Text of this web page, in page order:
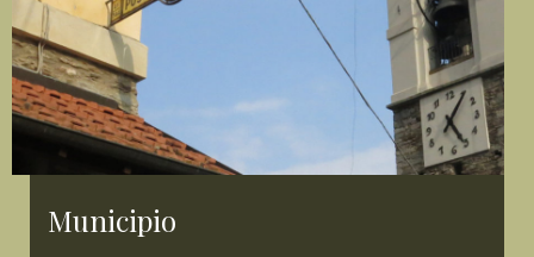
Municipio